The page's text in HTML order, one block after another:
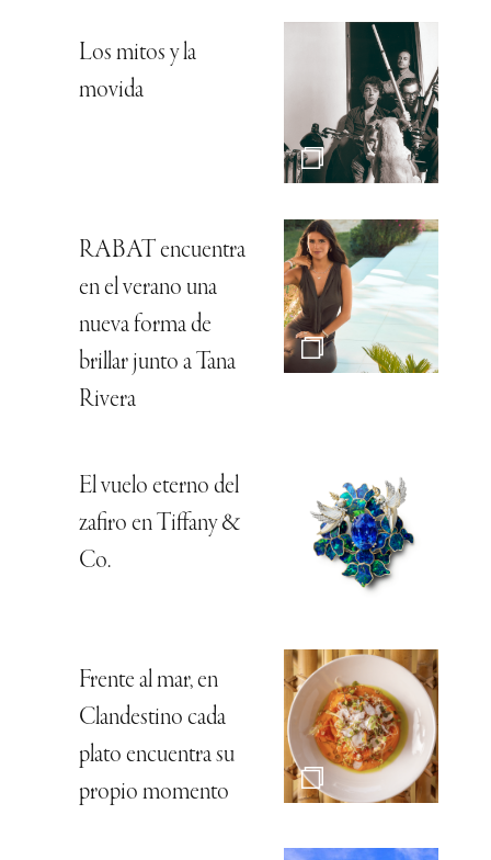
Los mitos y la
movida
RABAT encuentra
en el verano una
nueva forma de
brillar junto a Tana
Rivera
El vuelo eterno del
zafiro en Tiffany &
Co.
Frente al mar, en
Clandestino cada
plato encuentra su
propio momento